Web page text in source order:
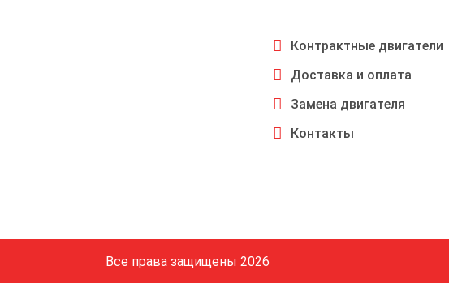
Контрактные двигатели
Доставка и оплата
Замена двигателя
Контакты
Все права защищены 2026